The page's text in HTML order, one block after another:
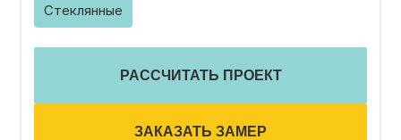
Стеклянные
РАССЧИТАТЬ ПРОЕКТ
ЗАКАЗАТЬ ЗАМЕР